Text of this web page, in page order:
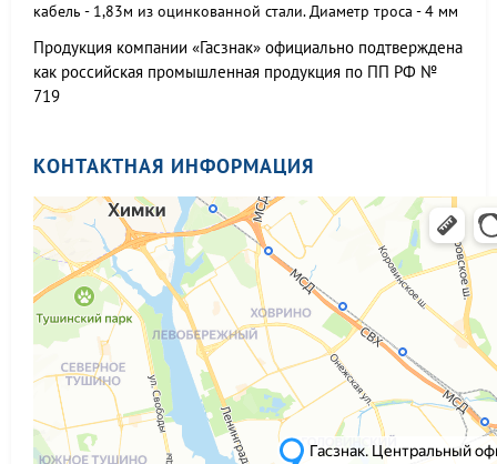
кабель - 1,83м из оцинкованной стали. Диаметр троса - 4 мм
Продукция компании «Гасзнак» официально подтверждена
как российская промышленная продукция по ПП РФ №
719
КОНТАКТНАЯ ИНФОРМАЦИЯ